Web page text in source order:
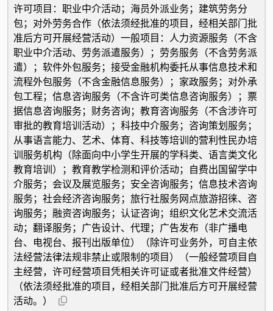
许可项目：职业中介活动；海员外派业务；建筑劳务分
包；对外劳务合作（依法须经批准的项目，经相关部门批
准后方可开展经营活动）一般项目：人力资源服务（不含
职业中介活动、劳务派遣服务）；劳务服务（不含劳务派
遣）；软件外包服务；接受金融机构委托从事信息技术和
流程外包服务（不含金融信息服务）；家政服务；对外承
包工程；信息咨询服务（不含许可类信息咨询服务）；票
据信息咨询服务；财务咨询；教育咨询服务（不含涉许可
审批的教育培训活动）；科技中介服务；咨询策划服务；
从事语言能力、艺术、体育、科技等培训的营利性民办培
训服务机构（除面向中小学生开展的学科类、语言类文化
教育培训）；教育教学检测和评价活动；自费出国留学中
介服务；会议及展览服务；安全咨询服务；信息技术咨询
服务；社会经济咨询服务；旅行社服务网点旅游招徕、咨
询服务；融资咨询服务；认证咨询；组织文化艺术交流活
动；翻译服务；广告设计、代理；广告发布（非广播电
台、电视台、报刊出版单位）（除许可业务外，可自主依
法经营法律法规非禁止或限制的项目）（一般经营项目自
主经营，许可经营项目凭相关许可证或者批准文件经营）
（依法须经批准的项目，经相关部门批准后方可开展经营
活动。）